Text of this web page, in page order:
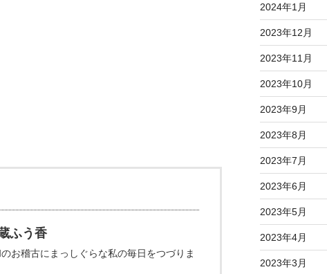
ふう香
お稽古にまっしぐらな私の毎日をつづりま
2024年1月
2023年12月
2023年11月
2023年10月
2023年9月
2023年8月
2023年7月
2023年6月
2023年5月
2023年4月
2023年3月